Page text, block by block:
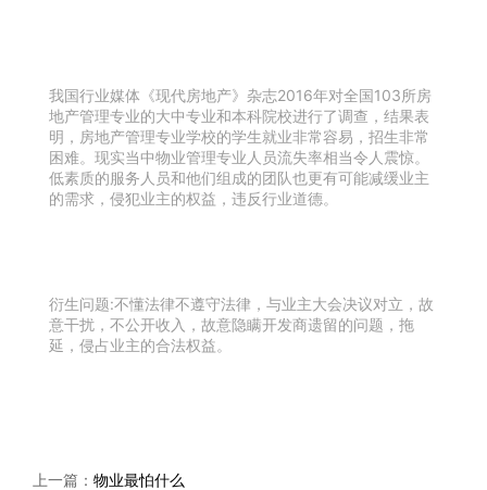
我国行业媒体《现代房地产》杂志2016年对全国103所房
地产管理专业的大中专业和本科院校进行了调查，结果表
明，房地产管理专业学校的学生就业非常容易，招生非常
困难。现实当中物业管理专业人员流失率相当令人震惊。
低素质的服务人员和他们组成的团队也更有可能减缓业主
的需求，侵犯业主的权益，违反行业道德。
衍生问题:不懂法律不遵守法律，与业主大会决议对立，故
意干扰，不公开收入，故意隐瞒开发商遗留的问题，拖
延，侵占业主的合法权益。
上一篇： 物业最怕什么